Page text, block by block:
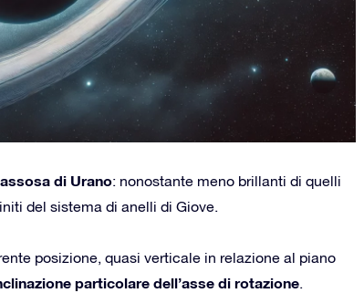
di Urano: nonostante meno brillanti di quelli
del sistema di anelli di Giove.
posizione, quasi verticale in relazione al piano
particolare dell’asse di rotazione.